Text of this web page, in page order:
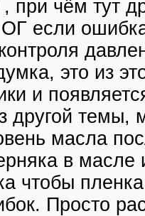
при чём тут
ОГ если
это из
и
другой темы,
масла
в
чтобы
Просто